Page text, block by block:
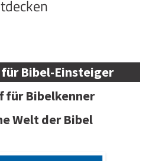
Bibel-Einsteiger
für Bibelkenner
Welt der Bibel